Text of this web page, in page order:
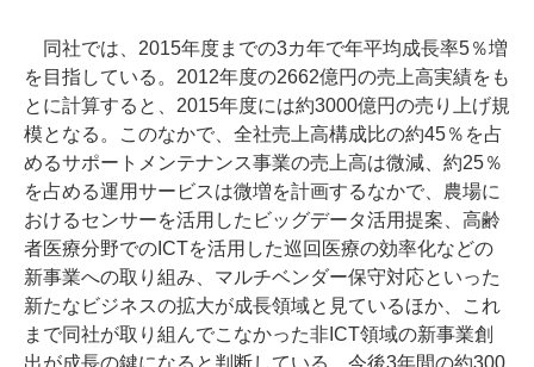
同社では、2015年度までの3カ年で年平均成長率5％増
を目指している。2012年度の2662億円の売上高実績をも
とに計算すると、2015年度には約3000億円の売り上げ規
模となる。このなかで、全社売上高構成比の約45％を占
めるサポートメンテナンス事業の売上高は微減、約25％
を占める運用サービスは微増を計画するなかで、農場に
おけるセンサーを活用したビッグデータ活用提案、高齢
者医療分野でのICTを活用した巡回医療の効率化などの
新事業への取り組み、マルチベンダー保守対応といった
新たなビジネスの拡大が成長領域と見ているほか、これ
まで同社が取り組んでこなかった非ICT領域の新事業創